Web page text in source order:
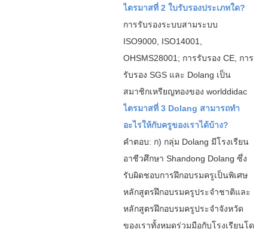
ไตรมาสที่ 2 ใบรับรองประเภทใด?
การรับรองระบบสามระบบ
ISO9000, ISO14001,
OHSMS28001; การรับรอง CE, การ
รับรอง SGS และ Dolang เป็น
สมาชิกเหรียญทองของ worlddidac
ไตรมาสที่ 3 Dolang สามารถทำ
อะไรให้กับครูของเราได้บ้าง?
คำตอบ: ก) กลุ่ม Dolang มีโรงเรียน
อาชีวศึกษา Shandong Dolang ซึ่ง
รับผิดชอบการฝึกอบรมครูเป็นพิเศษ
หลักสูตรฝึกอบรมครูประจำชาติและ
หลักสูตรฝึกอบรมครูประจำจังหวัด
ของเราทั้งหมดร่วมมือกับโรงเรียนโด